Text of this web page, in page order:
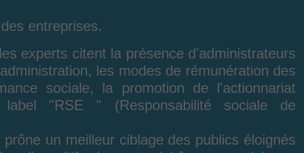
entreprises.
experts citent la présence d'administrateurs
les modes de rémunération des
sociale, la promotion de l'actionnariat
"RSE " (Responsabilité sociale de
un meilleur ciblage des publics éloignés